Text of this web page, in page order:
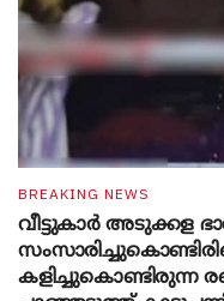
BREAKING NEWS
വീട്ടുകാർ അ‌ടുക്കള
കളിച്ചുകൊണ്ടിരുന്ന